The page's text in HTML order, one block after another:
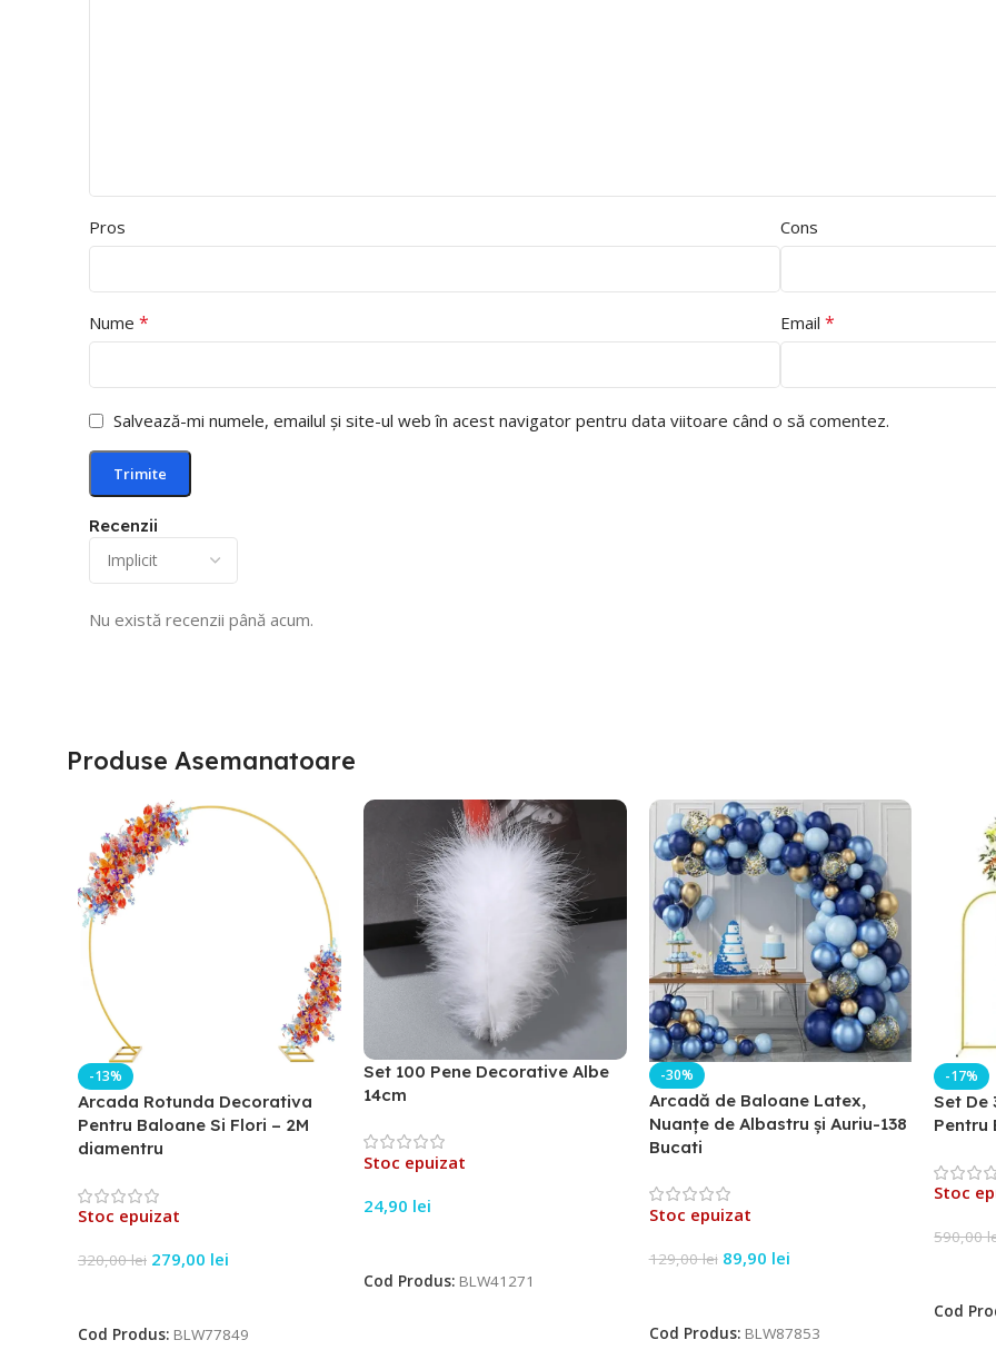
Recenzii
Nu există recenzii până acum.
Pros Cons
Nume * Email *
Salvează-mi numele, emailul și site-ul web în acest navigator pentru data viitoare când o să comentez.
Produse Asemanatoare
-13%
Arcada Rotunda Decorativa
Pentru Baloane Si Flori – 2M
diamentru
Stoc epuizat
320,00lei 279,00 lei
Cod Produs: BLW77849
Set 100 Pene Decorative Albe
14cm
Stoc epuizat
24,90 lei
Cod Produs: BLW41271
-30%
Arcadă de Baloane Latex,
Nuanțe de Albastru și Auriu-138
Bucati
Stoc epuizat
129,00lei 89,90 lei
Cod Produs: BLW87853
-17%
Set De
Pentru
Stoc
590,00
Cod